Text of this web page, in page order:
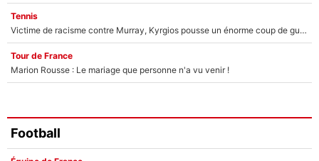
Tennis
Victime de racisme contre Murray, Kyrgios pousse un énorme coup de gueule !
Tour de France
Marion Rousse : Le mariage que personne n'a vu venir !
Football